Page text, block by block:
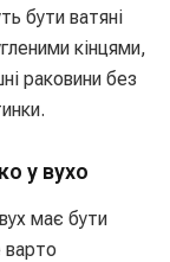
бути ватяні
кінцями,
раковини без
у вухо
має бути